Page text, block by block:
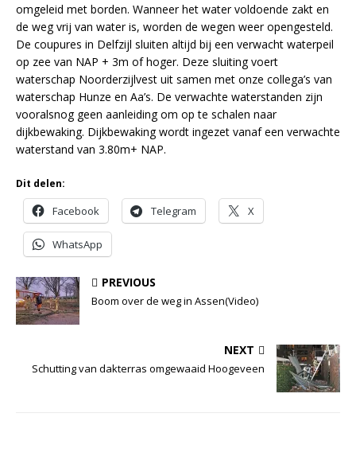
omgeleid met borden. Wanneer het water voldoende zakt en
de weg vrij van water is, worden de wegen weer opengesteld.
De coupures in Delfzijl sluiten altijd bij een verwacht waterpeil
op zee van NAP + 3m of hoger. Deze sluiting voert
waterschap Noorderzijlvest uit samen met onze collega’s van
waterschap Hunze en Aa’s. De verwachte waterstanden zijn
vooralsnog geen aanleiding om op te schalen naar
dijkbewaking. Dijkbewaking wordt ingezet vanaf een verwachte
waterstand van 3.80m+ NAP.
Dit delen:
Facebook Telegram X
WhatsApp
PREVIOUS
Boom over de weg in Assen(Video)
NEXT
Schutting van dakterras omgewaaid Hoogeveen